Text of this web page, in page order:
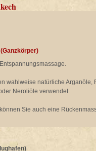
wahlweise natürliche Arganöle,
Neroliöle verwendet.
Sie auch eine